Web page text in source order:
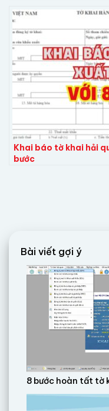
Khai báo tờ khai hải
bước
Bài viết gợi ý
8 bước hoàn tất tờ